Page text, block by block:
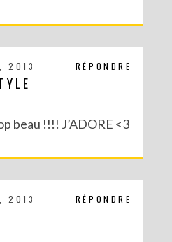
RÉPONDRE
2013
beau !!!! J’ADORE <3
RÉPONDRE
2013